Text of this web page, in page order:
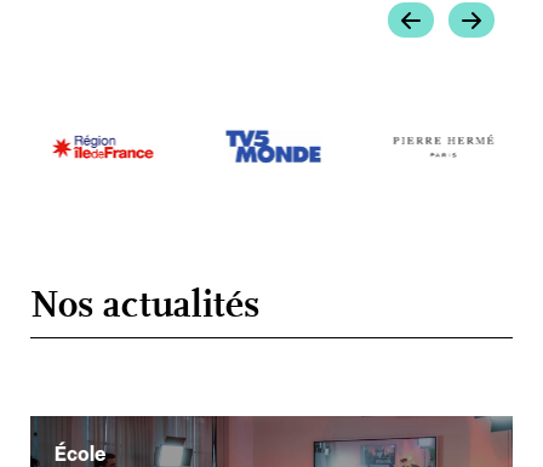
Nos actualités
École